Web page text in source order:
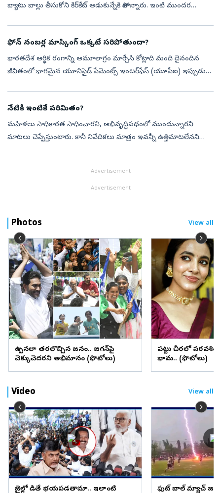
బ్యాటు బాల్లు తీసుకోని కిర్‌కేట్‌ ఆడుకున్నేకి పోతాన్నారు. ఇంటి ముందర
ఫోన్ నంబర్ల మాస్కింగ్ ఒక్కటే సరిపోతుందా?
భారతదేశ ఆర్థిక రంగాన్ని ఆమూలాగ్రం మార్చేసి కోట్లాది మంది దైనందిన
జీవితంలో భాగమైన యూనిఫైడ్ పేమెంట్స్ ఇంటర్‌ఫేస్ (యూపీఐ) ఇప్పుడు
నేటికీ ఇంటికే పరిమితం?
మహిళలు సాధికారత సాధించారని, అభివృద్ధిపథంలో ముందున్నారని
మాటలు చెప్పేస్తుంటారు. కానీ నివేదికలు మాత్రం ఇవన్నీ ఉత్తిమాటలేనని
Advertisement
Advertisement
Photos View all
ఉప్పెనలా తరలొచ్చిన జనం.. జగన్‌పై
చెక్కుచెదరని అభిమానం (ఫొటోలు)
పట్టు చీరలో
భామ.. (ఫొటోలు)
Video View all
జైల్లో పెడితే భయపడతామా.. ఇలాంటి ఫుట్ బాల్ మ్యాచ్